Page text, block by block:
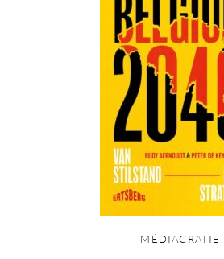
MÉDIACRATIE